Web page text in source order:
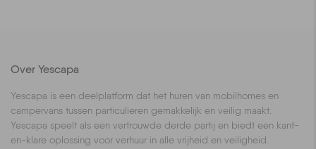
Over Yescapa
Yescapa is een deelplatform dat het huren van mobilhomes en
campervans tussen particulieren gemakkelijk en veilig maakt.
Yescapa speelt als een vertrouwde derde partij en biedt een kant-
en-klare oplossing voor verhuur in alle vrijheid en veiligheid.